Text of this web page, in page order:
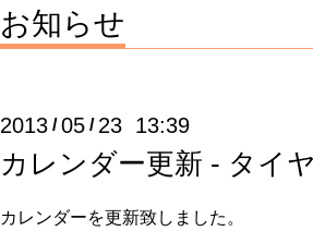
お知らせ
2013 /05 / 23 13:39
カレンダー更新 - タイ
カレンダーを更新致しました。